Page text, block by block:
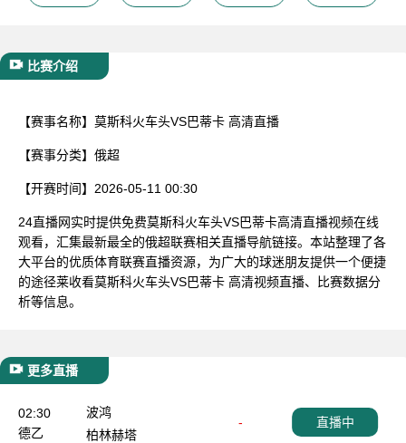
比赛介绍
【赛事名称】 莫斯科火车头VS巴蒂卡 高清直播
【赛事分类】 俄超
【开赛时间】 2026-05-11 00:30
24直播网实时提供免费莫斯科火车头VS巴蒂卡高清直播视频在线
观看，汇集最新最全的俄超联赛相关直播导航链接。本站整理了各
大平台的优质体育联赛直播资源，为广大的球迷朋友提供一个便捷
的途径莱收看莫斯科火车头VS巴蒂卡 高清视频直播、比赛数据分
析等信息。
更多直播
02:30
德乙
波鸿
-
柏林赫塔
直播中